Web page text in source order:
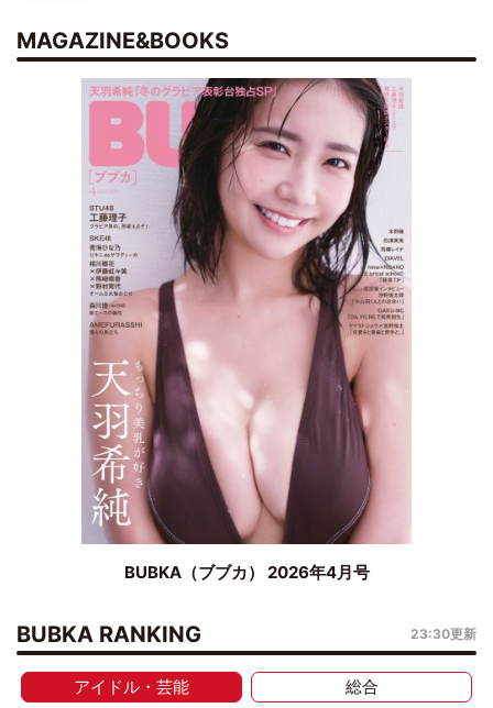
MAGAZINE&BOOKS
BUBKA（ブブカ） 2026年4月号
BUBKA RANKING 23:30更新
アイドル・芸能 総合